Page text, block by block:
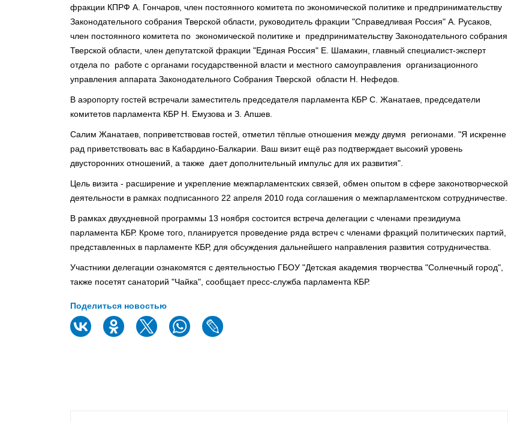
фракции КПРФ А. Гончаров, член постоянного комитета по экономической политике и предпринимательству
Законодательного собрания Тверской области, руководитель фракции "Справедливая Россия" А. Русаков,
член постоянного комитета по экономической политике и предпринимательству Законодательного собрания
Тверской области, член депутатской фракции "Единая Россия" Е. Шамакин, главный специалист-эксперт
отдела по работе с органами государственной власти и местного самоуправления организационного
управления аппарата Законодательного Собрания Тверской области Н. Нефедов.
В аэропорту гостей встречали заместитель председателя парламента КБР С. Жанатаев, председатели
комитетов парламента КБР Н. Емузова и З. Апшев.
Салим Жанатаев, поприветствовав гостей, отметил тёплые отношения между двумя регионами. "Я искренне
рад приветствовать вас в Кабардино-Балкарии. Ваш визит ещё раз подтверждает высокий уровень
двусторонних отношений, а также дает дополнительный импульс для их развития".
Цель визита - расширение и укрепление межпарламентских связей, обмен опытом в сфере законотворческой
деятельности в рамках подписанного 22 апреля 2010 года соглашения о межпарламентском сотрудничестве.
В рамках двухдневной программы 13 ноября состоится встреча делегации с членами президиума
парламента КБР. Кроме того, планируется проведение ряда встреч с членами фракций политических партий,
представленных в парламенте КБР, для обсуждения дальнейшего направления развития сотрудничества.
Участники делегации ознакомятся с деятельностью ГБОУ "Детская академия творчества "Солнечный город",
также посетят санаторий "Чайка", сообщает пресс-служба парламента КБР.
Поделиться новостью